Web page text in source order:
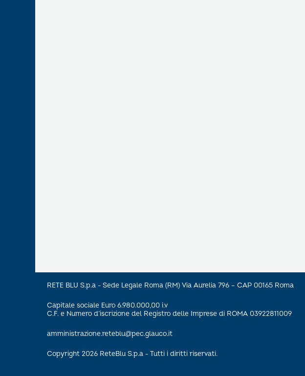
RETE BLU S.p.a - Sede Legale Roma (RM) Via Aurelia 796 – CAP 00165 Roma
Capitale sociale Euro 6.980.000,00 i.v
C.F. e Numero d’iscrizione del Registro delle Imprese di ROMA 03922811009
amministrazione.reteblu@pec.glauco.it
Copyright 2026 ReteBlu S.p.a - Tutti i diritti riservati.